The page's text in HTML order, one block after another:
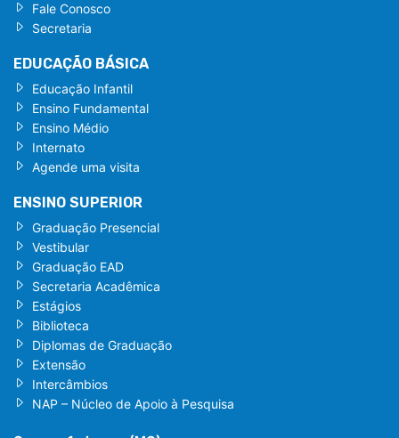
Fale Conosco
Secretaria
EDUCAÇÃO BÁSICA
Educação Infantil
Ensino Fundamental
Ensino Médio
Internato
Agende uma visita
ENSINO SUPERIOR
Graduação Presencial
Vestibular
Graduação EAD
Secretaria Acadêmica
Estágios
Biblioteca
Diplomas de Graduação
Extensão
Intercâmbios
NAP – Núcleo de Apoio à Pesquisa